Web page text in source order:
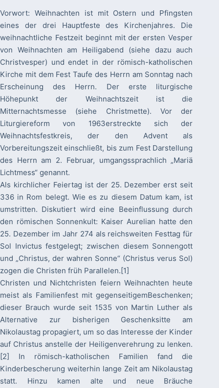
Vorwort: Weihnachten ist mit Ostern und Pfingsten
eines der drei Hauptfeste des Kirchenjahres. Die
weihnachtliche Festzeit beginnt mit der ersten Vesper
von Weihnachten am Heiligabend (siehe dazu auch
Christvesper) und endet in der römisch-katholischen
Kirche mit dem Fest Taufe des Herrn am Sonntag nach
Erscheinung des Herrn. Der erste liturgische
Höhepunkt der Weihnachtszeit ist die
Mitternachtsmesse (siehe Christmette). Vor der
Liturgiereform von 1963erstreckte sich der
Weihnachtsfestkreis, der den Advent als
Vorbereitungszeit einschließt, bis zum Fest Darstellung
des Herrn am 2. Februar, umgangssprachlich „Mariä
Lichtmess“ genannt.
Als kirchlicher Feiertag ist der 25. Dezember erst seit
336 in Rom belegt. Wie es zu diesem Datum kam, ist
umstritten. Diskutiert wird eine Beeinflussung durch
den römischen Sonnenkult: Kaiser Aurelian hatte den
25. Dezember im Jahr 274 als reichsweiten Festtag für
Sol Invictus festgelegt; zwischen diesem Sonnengott
und „Christus, der wahren Sonne“ (Christus verus Sol)
zogen die Christen früh Parallelen.[1]
Christen und Nichtchristen feiern Weihnachten heute
meist als Familienfest mit gegenseitigemBeschenken;
dieser Brauch wurde seit 1535 von Martin Luther als
Alternative zur bisherigen Geschenksitte am
Nikolaustag propagiert, um so das Interesse der Kinder
auf Christus anstelle der Heiligenverehrung zu lenken.
[2] In römisch-katholischen Familien fand die
Kinderbescherung weiterhin lange Zeit am Nikolaustag
statt. Hinzu kamen alte und neue Bräuche